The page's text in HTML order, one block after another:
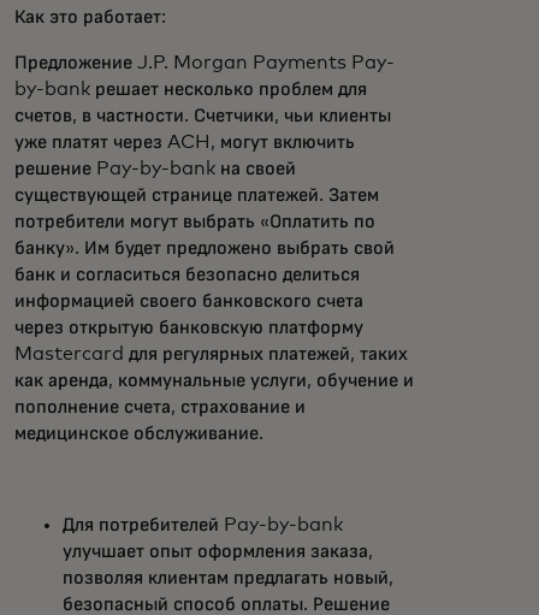
Как это работает:
Предложение J.P. Morgan Payments Pay-
by-bank решает несколько проблем для
счетов, в частности. Счетчики, чьи клиенты
уже платят через ACH, могут включить
решение Pay-by-bank на своей
существующей странице платежей. Затем
потребители могут выбрать «Оплатить по
банку». Им будет предложено выбрать свой
банк и согласиться безопасно делиться
информацией своего банковского счета
через открытую банковскую платформу
Mastercard для регулярных платежей, таких
как аренда, коммунальные услуги, обучение и
пополнение счета, страхование и
медицинское обслуживание.
Для потребителей Pay-by-bank
улучшает опыт оформления заказа,
позволяя клиентам предлагать новый,
безопасный способ оплаты. Решение